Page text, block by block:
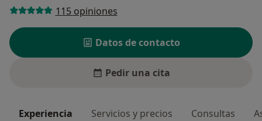
115 opiniones
Datos de contacto
Pedir una cita
Experiencia Servicios y precios Consultas